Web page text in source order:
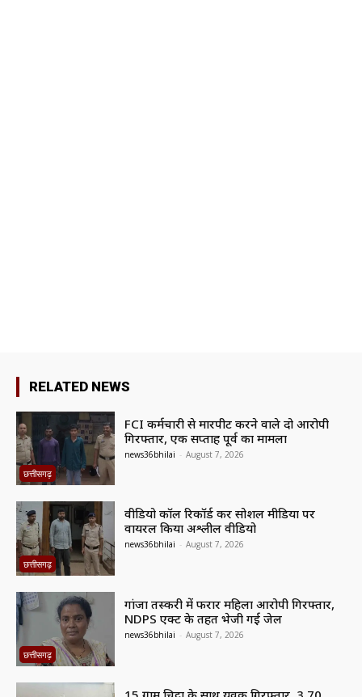
RELATED NEWS
छत्तीसगढ़
FCI कर्मचारी से मारपीट करने वाले दो आरोपी
गिरफ्तार, एक सप्ताह पूर्व का मामला
news36bhilai - August 7, 2026
छत्तीसगढ़
वीडियो कॉल रिकॉर्ड कर सोशल मीडिया पर
वायरल किया अश्लील वीडियो
news36bhilai - August 7, 2026
छत्तीसगढ़
गांजा तस्करी में फरार महिला आरोपी गिरफ्तार,
NDPS एक्ट के तहत भेजी गई जेल
news36bhilai - August 7, 2026